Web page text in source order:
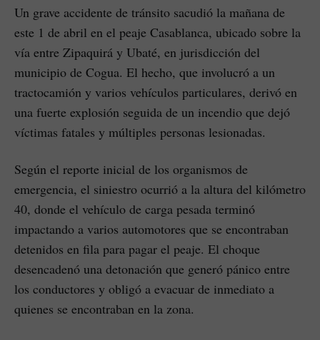
Un grave accidente de tránsito sacudió la mañana de
este 1 de abril en el peaje Casablanca, ubicado sobre la
vía entre Zipaquirá y Ubaté, en jurisdicción del
municipio de Cogua. El hecho, que involucró a un
tractocamión y varios vehículos particulares, derivó en
una fuerte explosión seguida de un incendio que dejó
víctimas fatales y múltiples personas lesionadas.
Según el reporte inicial de los organismos de
emergencia, el siniestro ocurrió a la altura del kilómetro
40, donde el vehículo de carga pesada terminó
impactando a varios automotores que se encontraban
detenidos en fila para pagar el peaje. El choque
desencadenó una detonación que generó pánico entre
los conductores y obligó a evacuar de inmediato a
quienes se encontraban en la zona.